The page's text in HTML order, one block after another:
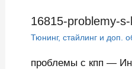
16815-problemy-
Тюнинг, стайлинг и доп.
проблемы с кпп —